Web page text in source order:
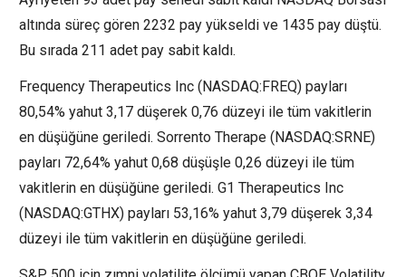
altında süreç gören 2232 pay yükseldi ve 1435 pay düştü.
Bu sırada 211 adet pay sabit kaldı.
Frequency Therapeutics Inc (NASDAQ: FREQ) payları
80,54% yahut 3,17 düşerek 0,76 düzeyi ile tüm vakitlerin
en düşüğüne geriledi. Sorrento Therape (NASDAQ:SRNE)
payları 72,64% yahut 0,68 düşüşle 0,26 düzeyi ile tüm
vakitlerin en düşüğüne geriledi. G1 Therapeutics Inc
(NASDAQ:GTHX) payları 53,16% yahut 3,79 düşerek 3,34
düzeyi ile tüm vakitlerin en düşüğüne geriledi.